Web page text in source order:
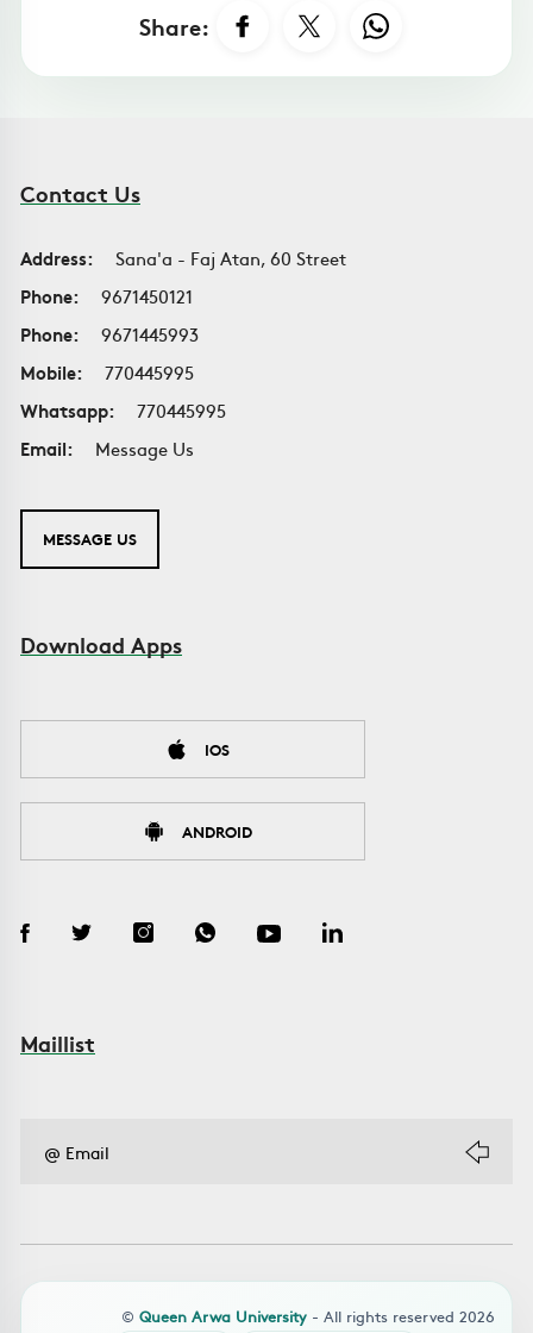
Share:
Contact Us
Address:
Sana'a - Faj Atan, 60 Street
Phone:
9671450121
Phone:
9671445993
Mobile:
770445995
Whatsapp:
770445995
Email:
Message Us
MESSAGE US
Download Apps
IOS
ANDROID
Maillist
© Queen Arwa University - All rights reserved 2026